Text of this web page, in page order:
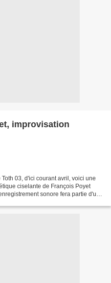
improvisation
03, d'ici courant avril, voici une
ciselante de François Poyet
sonore fera partie d'un